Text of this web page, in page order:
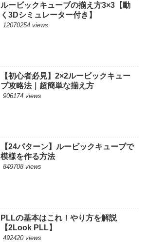
ルービックキューブの揃え方3×3【動
く3Dシミュレーター付き】
12070254 views
【初心者必見】2×2ルービックキュー
ブ攻略法｜超簡単な揃え方
906174 views
【24パターン】ルービックキューブで
模様を作る方法
849708 views
PLLの基本はこれ！やり方を解説
【2Look PLL】
492420 views